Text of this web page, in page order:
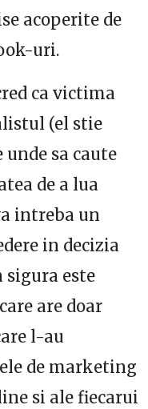
acoperite de
uri.
ca victima
(el stie
sa caute
de a lua
intreba un
in decizia
sigura este
are doar
l-au
de marketing
si ale fiecarui